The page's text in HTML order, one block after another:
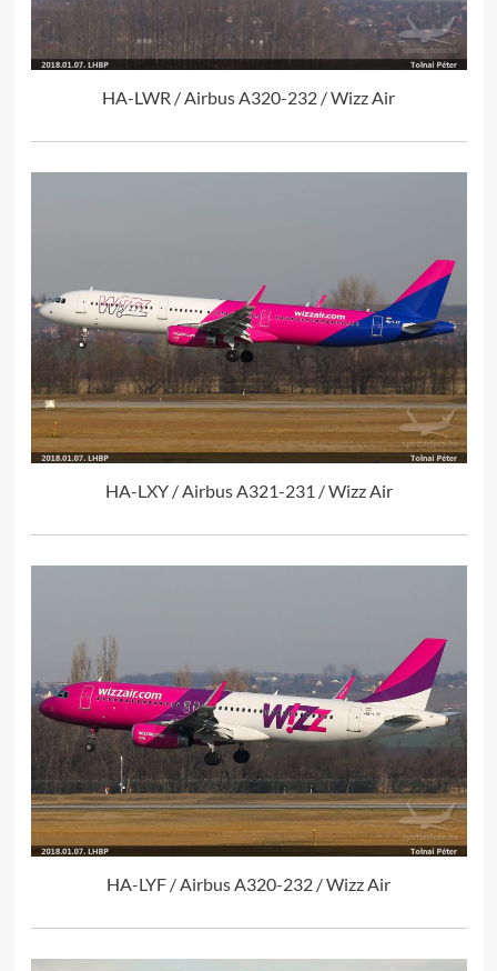
HA-LWR / Airbus A320-232 / Wizz Air
HA-LXY / Airbus A321-231 / Wizz Air
HA-LYF / Airbus A320-232 / Wizz Air